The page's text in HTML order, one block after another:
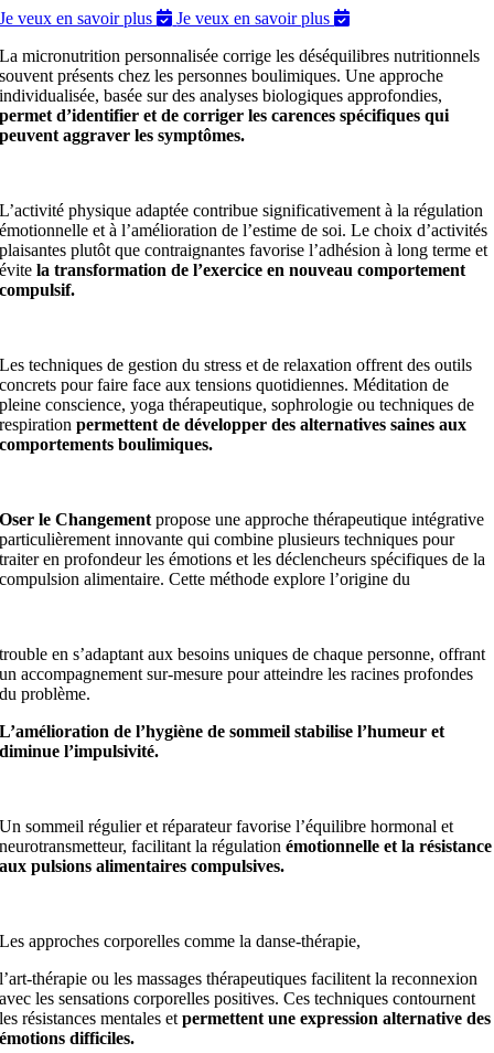
Je veux en savoir plus
Je veux en savoir plus
La micronutrition personnalisée corrige les déséquilibres nutritionnels
souvent présents chez les personnes boulimiques. Une approche
individualisée, basée sur des analyses biologiques approfondies,
permet d’identifier et de corriger les carences spécifiques qui
peuvent aggraver les symptômes.
L’activité physique adaptée contribue significativement à la régulation
émotionnelle et à l’amélioration de l’estime de soi. Le choix d’activités
plaisantes plutôt que contraignantes favorise l’adhésion à long terme et
évitela transformation de l’exercice en nouveau comportement
compulsif.
Les techniques de gestion du stress et de relaxation offrent des outils
concrets pour faire face aux tensions quotidiennes. Méditation de
pleine conscience, yoga thérapeutique, sophrologie ou techniques de
respirationpermettent de développer des alternatives saines aux
comportements boulimiques.
Oser le Changement propose une approche thérapeutique intégrative
particulièrement innovante qui combine plusieurs techniques pour
traiter en profondeur les émotions et les déclencheurs spécifiques de la
compulsion alimentaire. Cette méthode explore l’origine du
trouble en s’adaptant aux besoins uniques de chaque personne, offrant
un accompagnement sur-mesure pour atteindre les racines profondes
du problème.
L’amélioration de l’hygiène de sommeil stabilise l’humeur et
diminue l’impulsivité.
Un sommeil régulier et réparateur favorise l’équilibre hormonal et
neurotransmetteur, facilitant la régulationémotionnelle et la résistance
aux pulsions alimentaires compulsives.
Les approches corporelles comme la danse-thérapie,
l’art-thérapie ou les massages thérapeutiques facilitent la reconnexion
avec les sensations corporelles positives. Ces techniques contournent
les résistances mentales etpermettent une expression alternative des
émotions difficiles.